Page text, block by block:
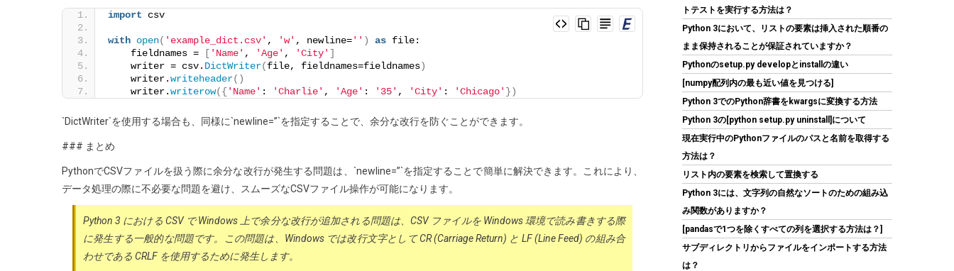
import csv
with open( 'example_dict.csv' , 'w' , newline='' ) as file:
    fieldnames =
[ 'Name' , 'Age' , 'City' ]
    writer = csv.
DictWriter(file, fieldnames=fieldnames)
    writer.
writeheader()
    writer.
writerow({'Name' : 'Charlie' , 'Age' : '35' , 'City' : 'Chicago' })
`DictWriter`を使用する場合も、同様に`newline=”`を指定することで、余分な改行を防ぐことができます。
### まとめ
PythonでCSVファイルを扱う際に余分な改行が発生する問題は、`newline=”`を指定することで簡単に解決できます。これにより、
データ処理の際に不必要な問題を避け、スムーズなCSVファイル操作が可能になります。
Python 3 における CSV で Windows 上で余分な改行が追加される問題は、CSV ファイルを Windows 環境で読み書きする際
に発生する一般的な問題です。この問題は、Windows では改行文字として CR (Carriage Return) と LF (Line Feed) の組み合
わせである CRLF を使用するために発生します。
KingSpec SSD 1TB SATAIII 6Gb/s 2.5インチ内
蔵SSD 最大読込570MB/s 3D NAND メーカー保
証3年
(5434010) GBP 91.53 (2026-08-07
04:03 GMT +09:00 時点 -詳細はこちら
トテストを実行する方法は？
Python 3において、リストの要素は挿入された順番の
まま保持されることが保証されていますか？
Pythonのsetup.py developとinstallの違い
[numpy配列内の最も近い値を見つける]
Python 3でのPython辞書をkwargsに変換する方法
Python 3の[python setup.py uninstall]について
現在実行中のPythonファイルのパスと名前を取得する
方法は？
リスト内の要素を検索して置換する
Python 3には、文字列の自然なソートのための組み込
み関数がありますか？
[pandasで1つを除くすべての列を選択する方法は？]
サブディレクトリからファイルをインポートする方法
は？